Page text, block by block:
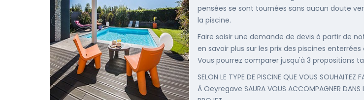
pensées se sont tournées sans aucun doute
la piscine.
Faire saisir une demande de devis à partir de
en savoir plus sur les prix des piscines
Vous pourrez comparer jusqu'à 3 propositions
SELON LE TYPE DE PISCINE QUE VOUS SOUHAITEZ
À Oeyregave SAURA VOUS ACCOMPAGNER DANS